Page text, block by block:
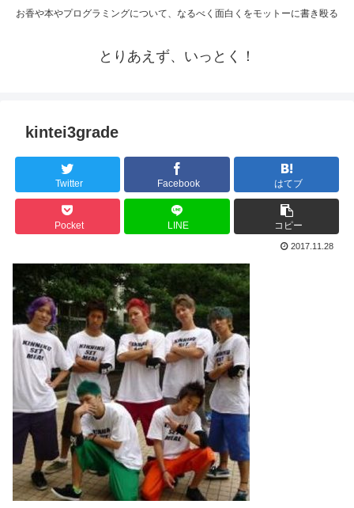
お香や本やプログラミングについて、なるべく面白くをモットーに書き殴る
とりあえず、いっとく！
kintei3grade
Twitter Facebook はてブ
Pocket LINE コピー
2017.11.28